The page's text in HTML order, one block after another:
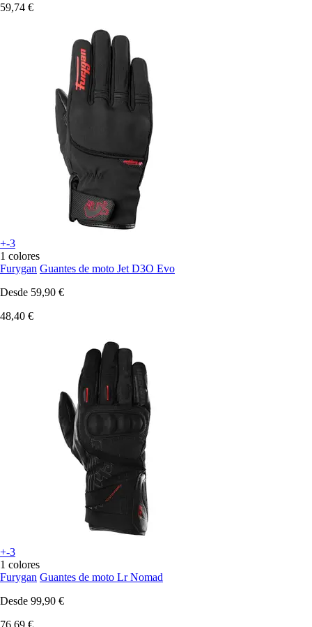
59,74 €
+-3
1 colores
Furygan Guantes de moto Jet D3O Evo
Desde 59,90 €
48,40 €
+-3
1 colores
Furygan Guantes de moto Lr Nomad
Desde 99,90 €
76,69 €